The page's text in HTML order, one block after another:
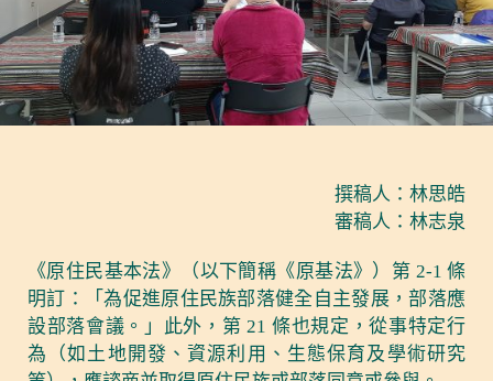
撰稿人：林思皓
審稿人：林志泉
《原住民基本法》（以下簡稱《原基法》）第 2-1 條
明訂：「為促進原住民族部落健全自主發展，部落應
設部落會議。」此外，第 21 條也規定，從事特定行
為（如土地開發、資源利用、生態保育及學術研究